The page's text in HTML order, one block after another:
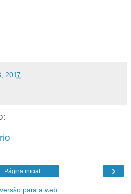
2017
›
Página inicial
para a web